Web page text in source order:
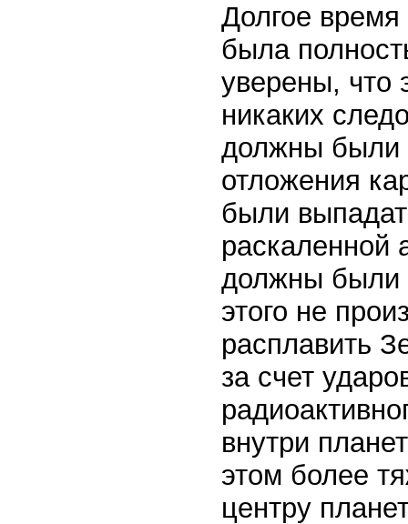
Долгое
была
уверены, что
никаких
должны
отложения
были
раскаленной
должны были
этого не
расплавить
за счет
внутри
этом более
центру